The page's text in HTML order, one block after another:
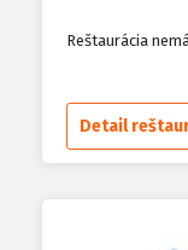
Reštaurácia
Detail